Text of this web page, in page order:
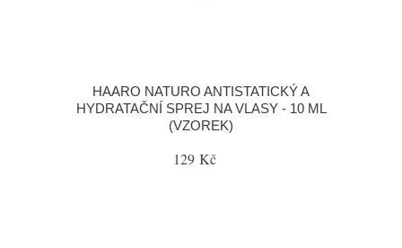
HAARO NATURO ANTISTATICKÝ A
HYDRATAČNÍ SPREJ NA VLASY - 10 ML
(VZOREK)
129 Kč